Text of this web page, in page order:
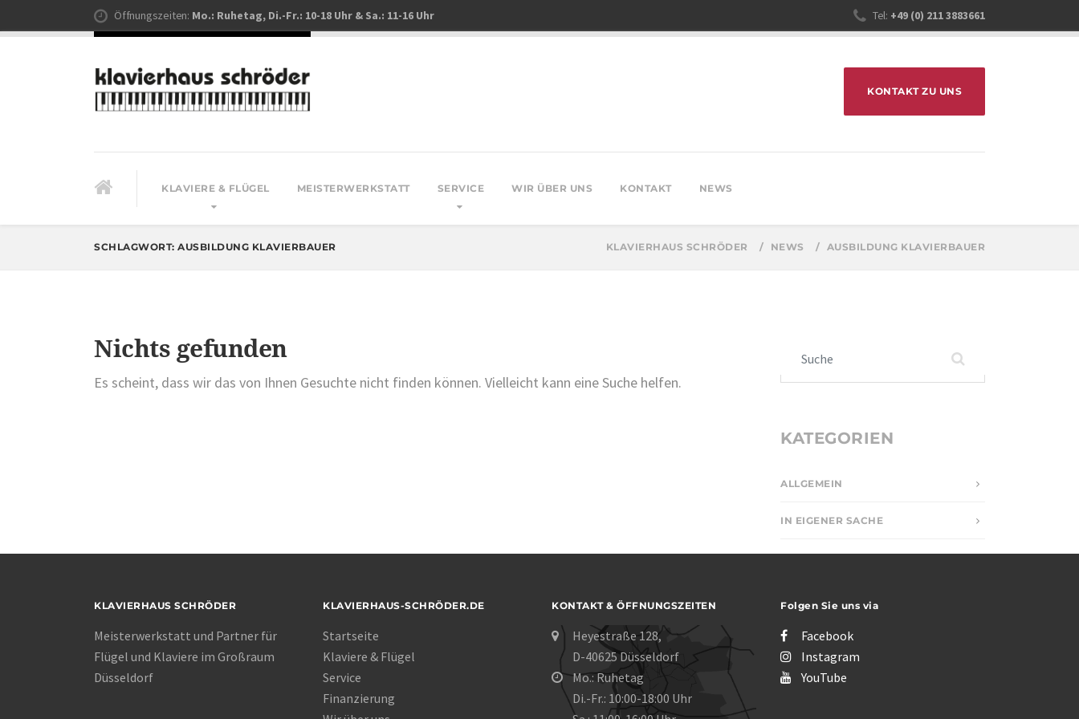
Öffnungszeiten: Mo.: Ruhetag, Di.-Fr.: 10-18 Uhr & Sa.: 11-16 Uhr Tel: +49 (0) 211 3883661
KLAVIERE & FLÜGEL MEISTERWERKSTATT SERVICE WIR ÜBER UNS KONTAKT NEWS
KONTAKT ZU UNS
SCHLAGWORT: AUSBILDUNG KLAVIERBAUER KLAVIERHAUS SCHRÖDER NEWS AUSBILDUNG KLAVIERBAUER
Nichts gefunden
Es scheint, dass wir das von Ihnen Gesuchte nicht finden können. Vielleicht kann eine Suche helfen.
KATEGORIEN
ALLGEMEIN
IN EIGENER SACHE
KLAVIERHAUS SCHRÖDER
Meisterwerkstatt und Partner für
Flügel und Klaviere im Großraum
Düsseldorf
KLAVIERHAUS-SCHRÖDER.DE
Startseite
Klaviere & Flügel
Service
Finanzierung
KONTAKT & ÖFFNUNGSZEITEN
Heyestraße 128,
D-40625 Düsseldorf
Mo.: Ruhetag
Di.-Fr.: 10:00-18:00 Uhr
Folgen Sie uns via
Facebook
Instagram
YouTube